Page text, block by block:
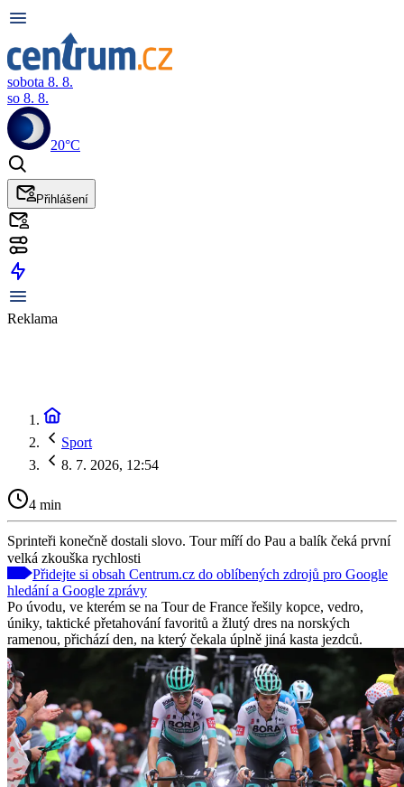
sobota 8. 8.
so 8. 8.
20°C
Přihlášení
Reklama
Sport
8. 7. 2026, 12:54
4 min
Sprinteři konečně dostali slovo. Tour míří do Pau a balík čeká první
velká zkouška rychlosti
Přidejte si obsah Centrum.cz do oblíbených zdrojů pro Google
hledání a Google zprávy
Po úvodu, ve kterém se na Tour de France řešily kopce, vedro,
úniky, taktické přetahování favoritů a žlutý dres na norských
ramenou, přichází den, na který čekala úplně jiná kasta jezdců.